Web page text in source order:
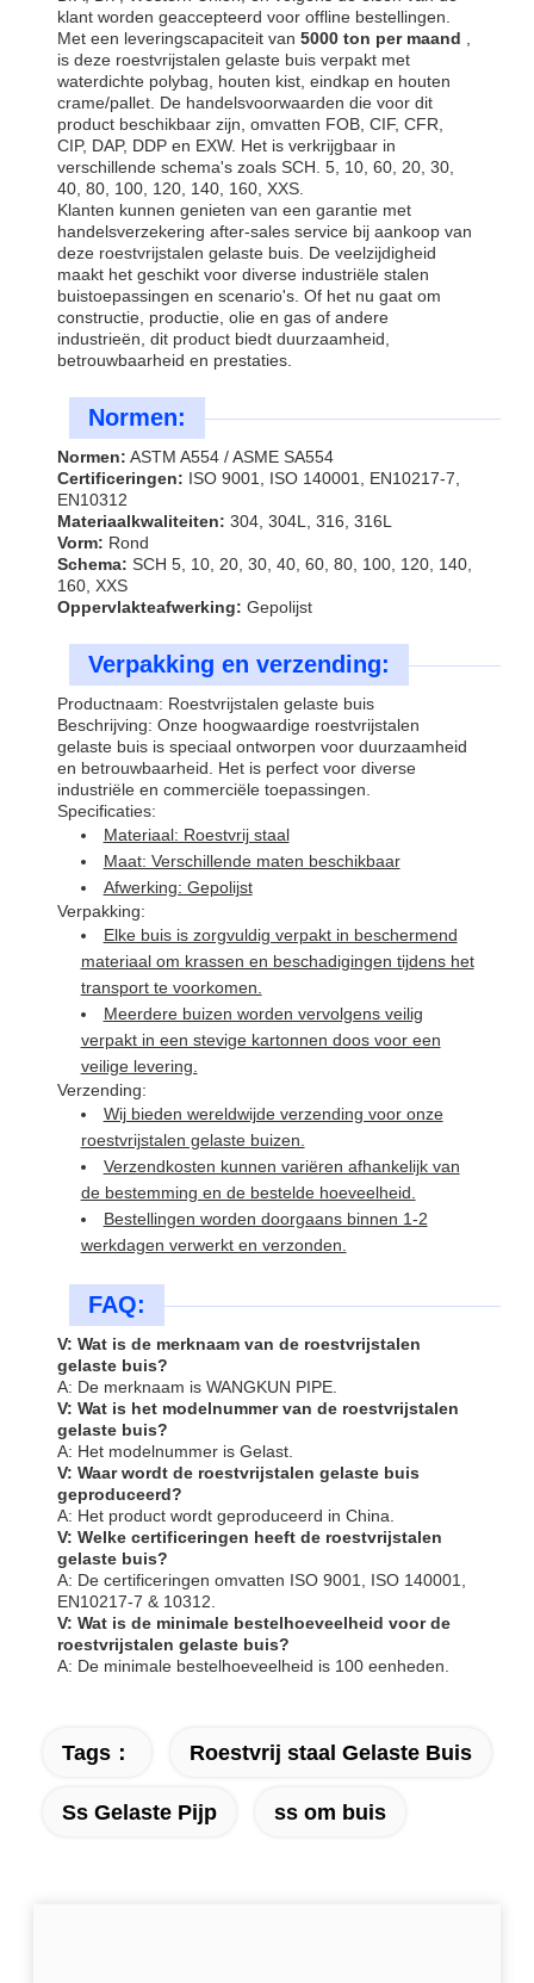
klant worden geaccepteerd voor offline bestellingen.
Met een leveringscapaciteit van 5000 ton per maand ,
is deze roestvrijstalen gelaste buis verpakt met
waterdichte polybag, houten kist, eindkap en houten
crame/pallet. De handelsvoorwaarden die voor dit
product beschikbaar zijn, omvatten FOB, CIF, CFR,
CIP, DAP, DDP en EXW. Het is verkrijgbaar in
verschillende schema's zoals SCH. 5, 10, 60, 20, 30,
40, 80, 100, 120, 140, 160, XXS.
Klanten kunnen genieten van een garantie met
handelsverzekering after-sales service bij aankoop van
deze roestvrijstalen gelaste buis. De veelzijdigheid
maakt het geschikt voor diverse industriële stalen
buistoepassingen en scenario's. Of het nu gaat om
constructie, productie, olie en gas of andere
industrieën, dit product biedt duurzaamheid,
betrouwbaarheid en prestaties.
Normen:
Normen: ASTM A554 / ASME SA554
Certificeringen: ISO 9001, ISO 140001, EN10217-7,
EN10312
Materiaalkwaliteiten: 304, 304L, 316, 316L
Vorm: Rond
Schema: SCH 5, 10, 20, 30, 40, 60, 80, 100, 120, 140,
160, XXS
Oppervlakteafwerking: Gepolijst
Verpakking en verzending:
Productnaam: Roestvrijstalen gelaste buis
Beschrijving: Onze hoogwaardige roestvrijstalen
gelaste buis is speciaal ontworpen voor duurzaamheid
en betrouwbaarheid. Het is perfect voor diverse
industriële en commerciële toepassingen.
Specificaties:
Materiaal: Roestvrij staal
Maat: Verschillende maten beschikbaar
Afwerking: Gepolijst
Verpakking:
Elke buis is zorgvuldig verpakt in beschermend
materiaal om krassen en beschadigingen tijdens het
transport te voorkomen.
Meerdere buizen worden vervolgens veilig
verpakt in een stevige kartonnen doos voor een
veilige levering.
Verzending:
Wij bieden wereldwijde verzending voor onze
roestvrijstalen gelaste buizen.
Verzendkosten kunnen variëren afhankelijk van
de bestemming en de bestelde hoeveelheid.
Bestellingen worden doorgaans binnen 1-2
werkdagen verwerkt en verzonden.
FAQ:
V: Wat is de merknaam van de roestvrijstalen
gelaste buis?
A: De merknaam is WANGKUN PIPE.
V: Wat is het modelnummer van de roestvrijstalen
gelaste buis?
A: Het modelnummer is Gelast.
V: Waar wordt de roestvrijstalen gelaste buis
geproduceerd?
A: Het product wordt geproduceerd in China.
V: Welke certificeringen heeft de roestvrijstalen
gelaste buis?
A: De certificeringen omvatten ISO 9001, ISO 140001,
EN10217-7 & 10312.
V: Wat is de minimale bestelhoeveelheid voor de
roestvrijstalen gelaste buis?
A: De minimale bestelhoeveelheid is 100 eenheden.
Tags： Roestvrij staal Gelaste Buis
Ss Gelaste Pijp ss om buis